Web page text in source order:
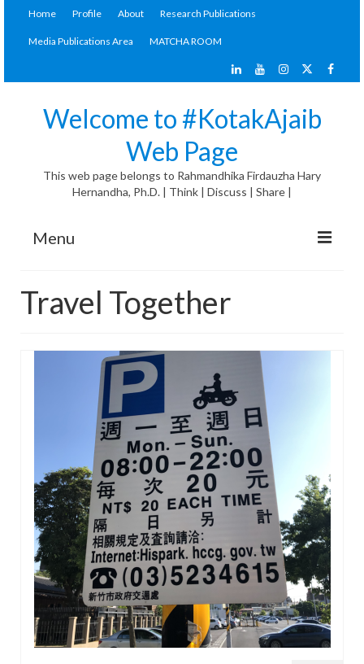
Home Profile About Research Publications
Media Publications Area MATCHA ROOM
Welcome to #KotakAjaib
Web Page
This web page belongs to Rahmandhika Firdauzha Hary
Hernandha, Ph.D. | Think | Discuss | Share |
Menu
General Discussion
Materials Corner
Energy Storage
Ceritatira
Movie/Book Review
#KotakAjaib Collabs (Book)
#KotakAjaib Novels
Travel Together